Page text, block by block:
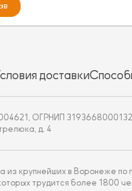
доставки
ОГРНИП
д. 4
из крупнейших в Воронеже
трудится более 1800